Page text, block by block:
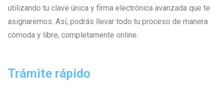
utilizando tu clave única y firma electrónica avanzada que te
asignaremos. Así, podrás llevar todo tu proceso de manera
cómoda y libre, completamente online.
Trámite rápido